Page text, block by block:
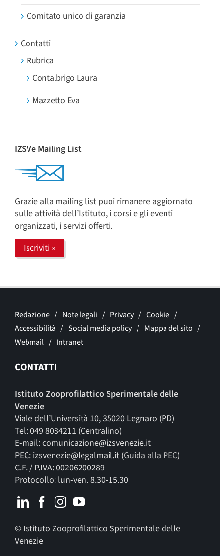
Comitato unico di garanzia
Contatti
Rubrica
Contalbrigo Laura
Mazzetto Eva
IZSVe Mailing List
Grazie alla mailing list puoi rimanere aggiornato
sulle attività dell’Istituto, i corsi e gli eventi
organizzati, i servizi offerti.
Iscriviti »
Redazione Note legali Privacy
Cookie
Accessibilità
Social media policy
Mappa del sito
Webmail
Intranet
CONTATTI
Istituto Zooprofilattico Sperimentale delle
Venezie
Viale dell’Università 10, 35020 Legnaro (PD)
Tel: 049 8084211 (Centralino)
E-mail: comunicazione@izsvenezie.it
PEC: izsvenezie@legalmail.it (Guida alla PEC)
C.F. / P.IVA: 00206200289
Protocollo: lun-ven. 8.30-15.30
© Istituto Zooprofilattico Sperimentale delle
Venezie